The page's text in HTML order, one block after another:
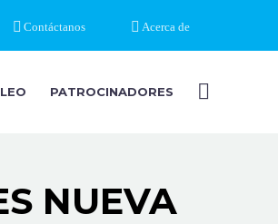
Contáctanos Acerca de
PATROCINADORES
NUEVA